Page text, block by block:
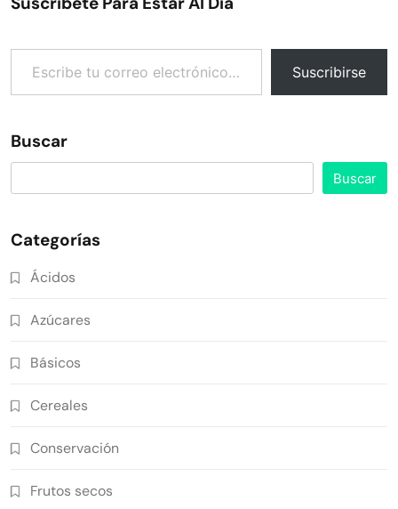
Escribe tu correo electrónico…
Suscribirse
Buscar
Buscar
Categorías
Ácidos
Azúcares
Básicos
Cereales
Conservación
Frutos secos